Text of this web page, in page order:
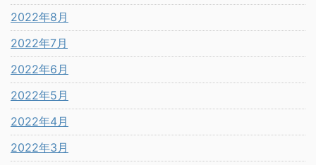
2022年8月
2022年7月
2022年6月
2022年5月
2022年4月
2022年3月